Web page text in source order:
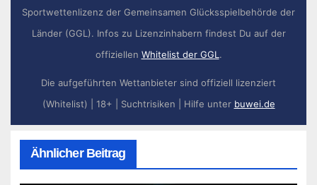
Sportwettenlizenz der Gemeinsamen Glücksspielbehörde der
Länder (GGL). Infos zu Lizenzinhabern findest Du auf der
offiziellen Whitelist der GGL .
Die aufgeführten Wettanbieter sind offiziell lizenziert
(Whitelist) | 18+ | Suchtrisiken | Hilfe unter buwei.de
Ähnlicher Beitrag